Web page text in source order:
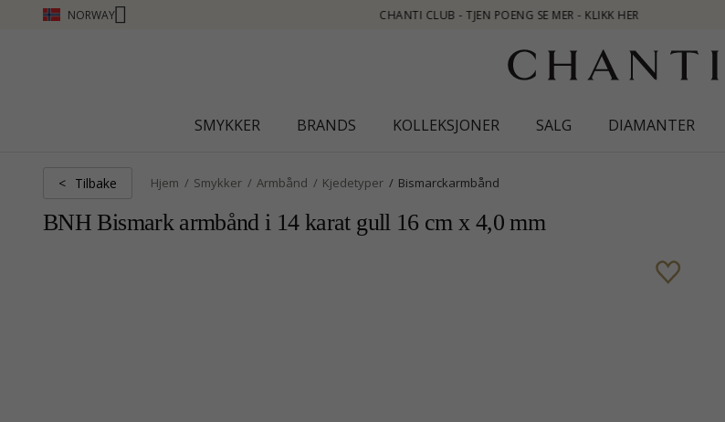
NORWAY
CLUB - TJEN POENG SE MER - KLIKK HER
SMYKKER BRANDS KOLLEKSJONER SALG DIAMANTER
< Tilbake Hjem Smykker Armbånd Kjedetyper Bismarckarmbånd
BNH Bismark armbånd i 14 karat gull 16 cm x 4,0 mm